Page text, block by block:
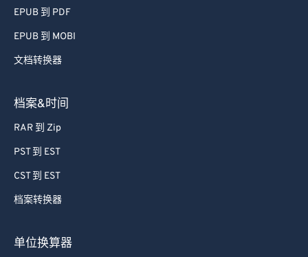
EPUB 到 PDF
EPUB 到 MOBI
文档转换器
档案&时间
RAR 到 Zip
PST 到 EST
CST 到 EST
档案转换器
单位换算器